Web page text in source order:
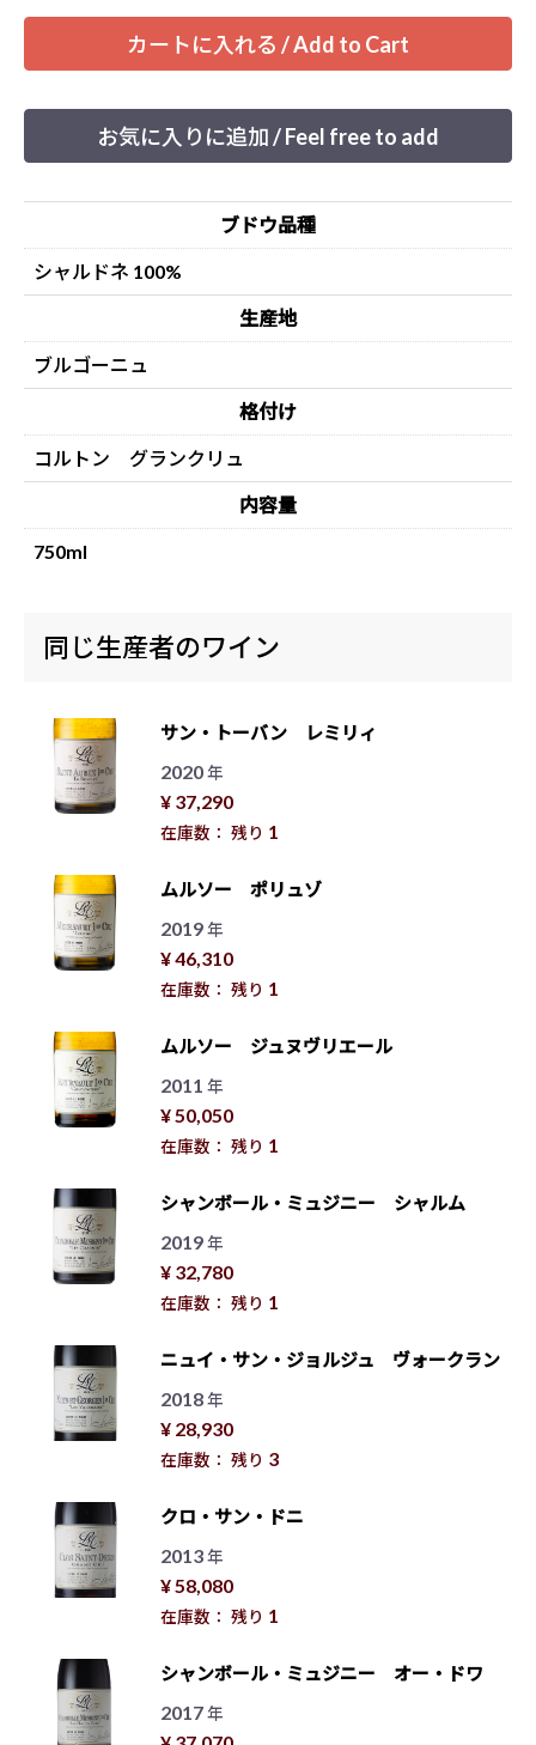
カートに入れる / Add to Cart
お気に入りに追加 / Feel free to add
ブドウ品種
シャルドネ 100%
生産地
ブルゴーニュ
格付け
コルトン グランクリュ
内容量
750ml
同じ生産者のワイン
サン・トーバン レミリィ
2020年
¥ 37,290
在庫数： 残り 1
ムルソー ポリュゾ
2019年
¥ 46,310
在庫数： 残り 1
ムルソー ジュヌヴリエール
2011 年
¥ 50,050
在庫数： 残り 1
シャンボール・ミュジニー シャルム
2019年
¥ 32,780
在庫数： 残り 1
ニュイ・サン・ジョルジュ ヴォークラン
2018年
¥ 28,930
在庫数： 残り 3
クロ・サン・ドニ
2013年
¥ 58,080
在庫数： 残り 1
シャンボール・ミュジニー オー・ドワ
2017年